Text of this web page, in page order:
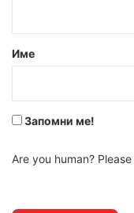
р
Име
Запомни ме!
Are you human?